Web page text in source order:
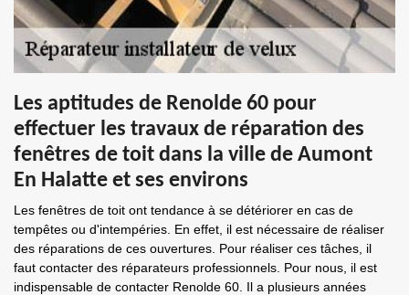
Les aptitudes de Renolde 60 pour
effectuer les travaux de réparation des
fenêtres de toit dans la ville de Aumont
En Halatte et ses environs
Les fenêtres de toit ont tendance à se détériorer en cas de
tempêtes ou d'intempéries. En effet, il est nécessaire de réaliser
des réparations de ces ouvertures. Pour réaliser ces tâches, il
faut contacter des réparateurs professionnels. Pour nous, il est
indispensable de contacter Renolde 60. Il a plusieurs années